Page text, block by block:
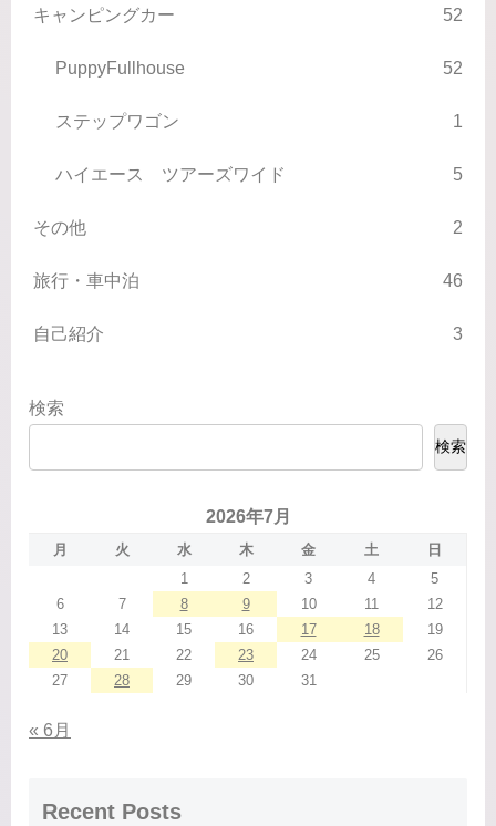
キャンピングカー 52
PuppyFullhouse 52
ステップワゴン 1
ハイエース ツアーズワイド 5
その他 2
旅行・車中泊 46
自己紹介 3
検索
検索
2026年7月
月 火 水 木 金 土
日
1
2 3 4
5
6
7 8 9 10 11
12
13
14 15 16 17 18
19
20
21 22 23 24 25
26
27
28 29 30 31
« 6月
Recent Posts